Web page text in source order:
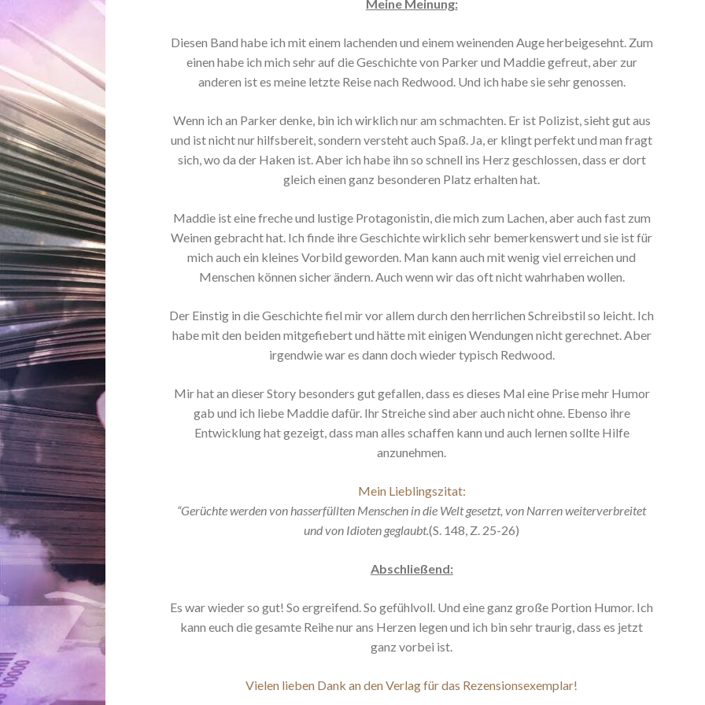
Meine Meinung:
Diesen Band habe ich mit einem lachenden und einem weinenden Auge herbeigesehnt. Zum
einen habe ich mich sehr auf die Geschichte von Parker und Maddie gefreut, aber zur
anderen ist es meine letzte Reise nach Redwood. Und ich habe sie sehr genossen.
Wenn ich an Parker denke, bin ich wirklich nur am schmachten. Er ist Polizist, sieht gut aus
und ist nicht nur hilfsbereit, sondern versteht auch Spaß. Ja, er klingt perfekt und man fragt
sich, wo da der Haken ist. Aber ich habe ihn so schnell ins Herz geschlossen, dass er dort
gleich einen ganz besonderen Platz erhalten hat.
Maddie ist eine freche und lustige Protagonistin, die mich zum Lachen, aber auch fast zum
Weinen gebracht hat. Ich finde ihre Geschichte wirklich sehr bemerkenswert und sie ist für
mich auch ein kleines Vorbild geworden. Man kann auch mit wenig viel erreichen und
Menschen können sicher ändern. Auch wenn wir das oft nicht wahrhaben wollen.
Der Einstig in die Geschichte fiel mir vor allem durch den herrlichen Schreibstil so leicht. Ich
habe mit den beiden mitgefiebert und hätte mit einigen Wendungen nicht gerechnet. Aber
irgendwie war es dann doch wieder typisch Redwood.
Mir hat an dieser Story besonders gut gefallen, dass es dieses Mal eine Prise mehr Humor
gab und ich liebe Maddie dafür. Ihr Streiche sind aber auch nicht ohne. Ebenso ihre
Entwicklung hat gezeigt, dass man alles schaffen kann und auch lernen sollte Hilfe
anzunehmen.
Mein Lieblingszitat:
“Gerüchte werden von hasserfüllten Menschen in die Welt gesetzt, von Narren weiterverbreitet
und von Idioten geglaubt.(S. 148, Z. 25-26)
Abschließend:
Es war wieder so gut! So ergreifend. So gefühlvoll. Und eine ganz große Portion Humor. Ich
kann euch die gesamte Reihe nur ans Herzen legen und ich bin sehr traurig, dass es jetzt
ganz vorbei ist.
Vielen lieben Dank an den Verlag für das Rezensionsexemplar!